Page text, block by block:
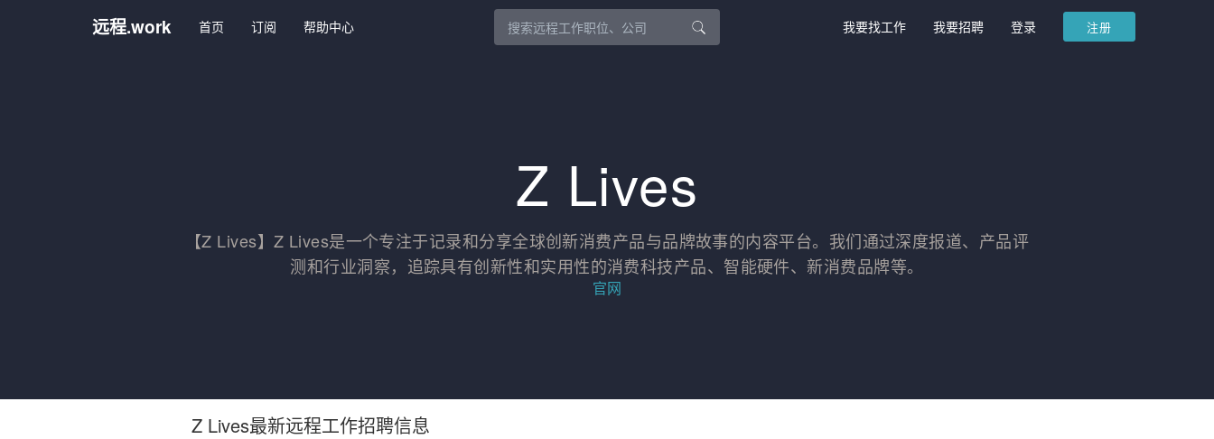
远程.work 首页 订阅 帮助中心 我要找工作 我要招聘 登录 注册
Z Lives
【Z Lives】Z Lives是一个专注于记录和分享全球创新消费产品与品牌故事的内容平台。我们通过深度报道、产品评
测和行业洞察，追踪具有创新性和实用性的消费科技产品、智能硬件、新消费品牌等。
官网
Z Lives最新远程工作招聘信息